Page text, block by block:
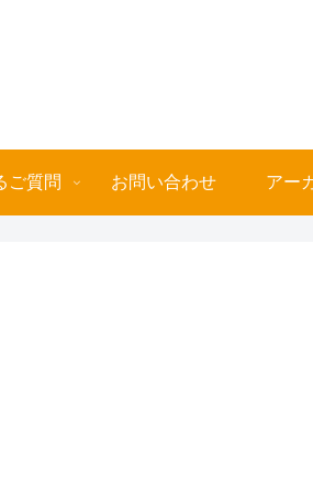
ご質問 お問い合わせ アー